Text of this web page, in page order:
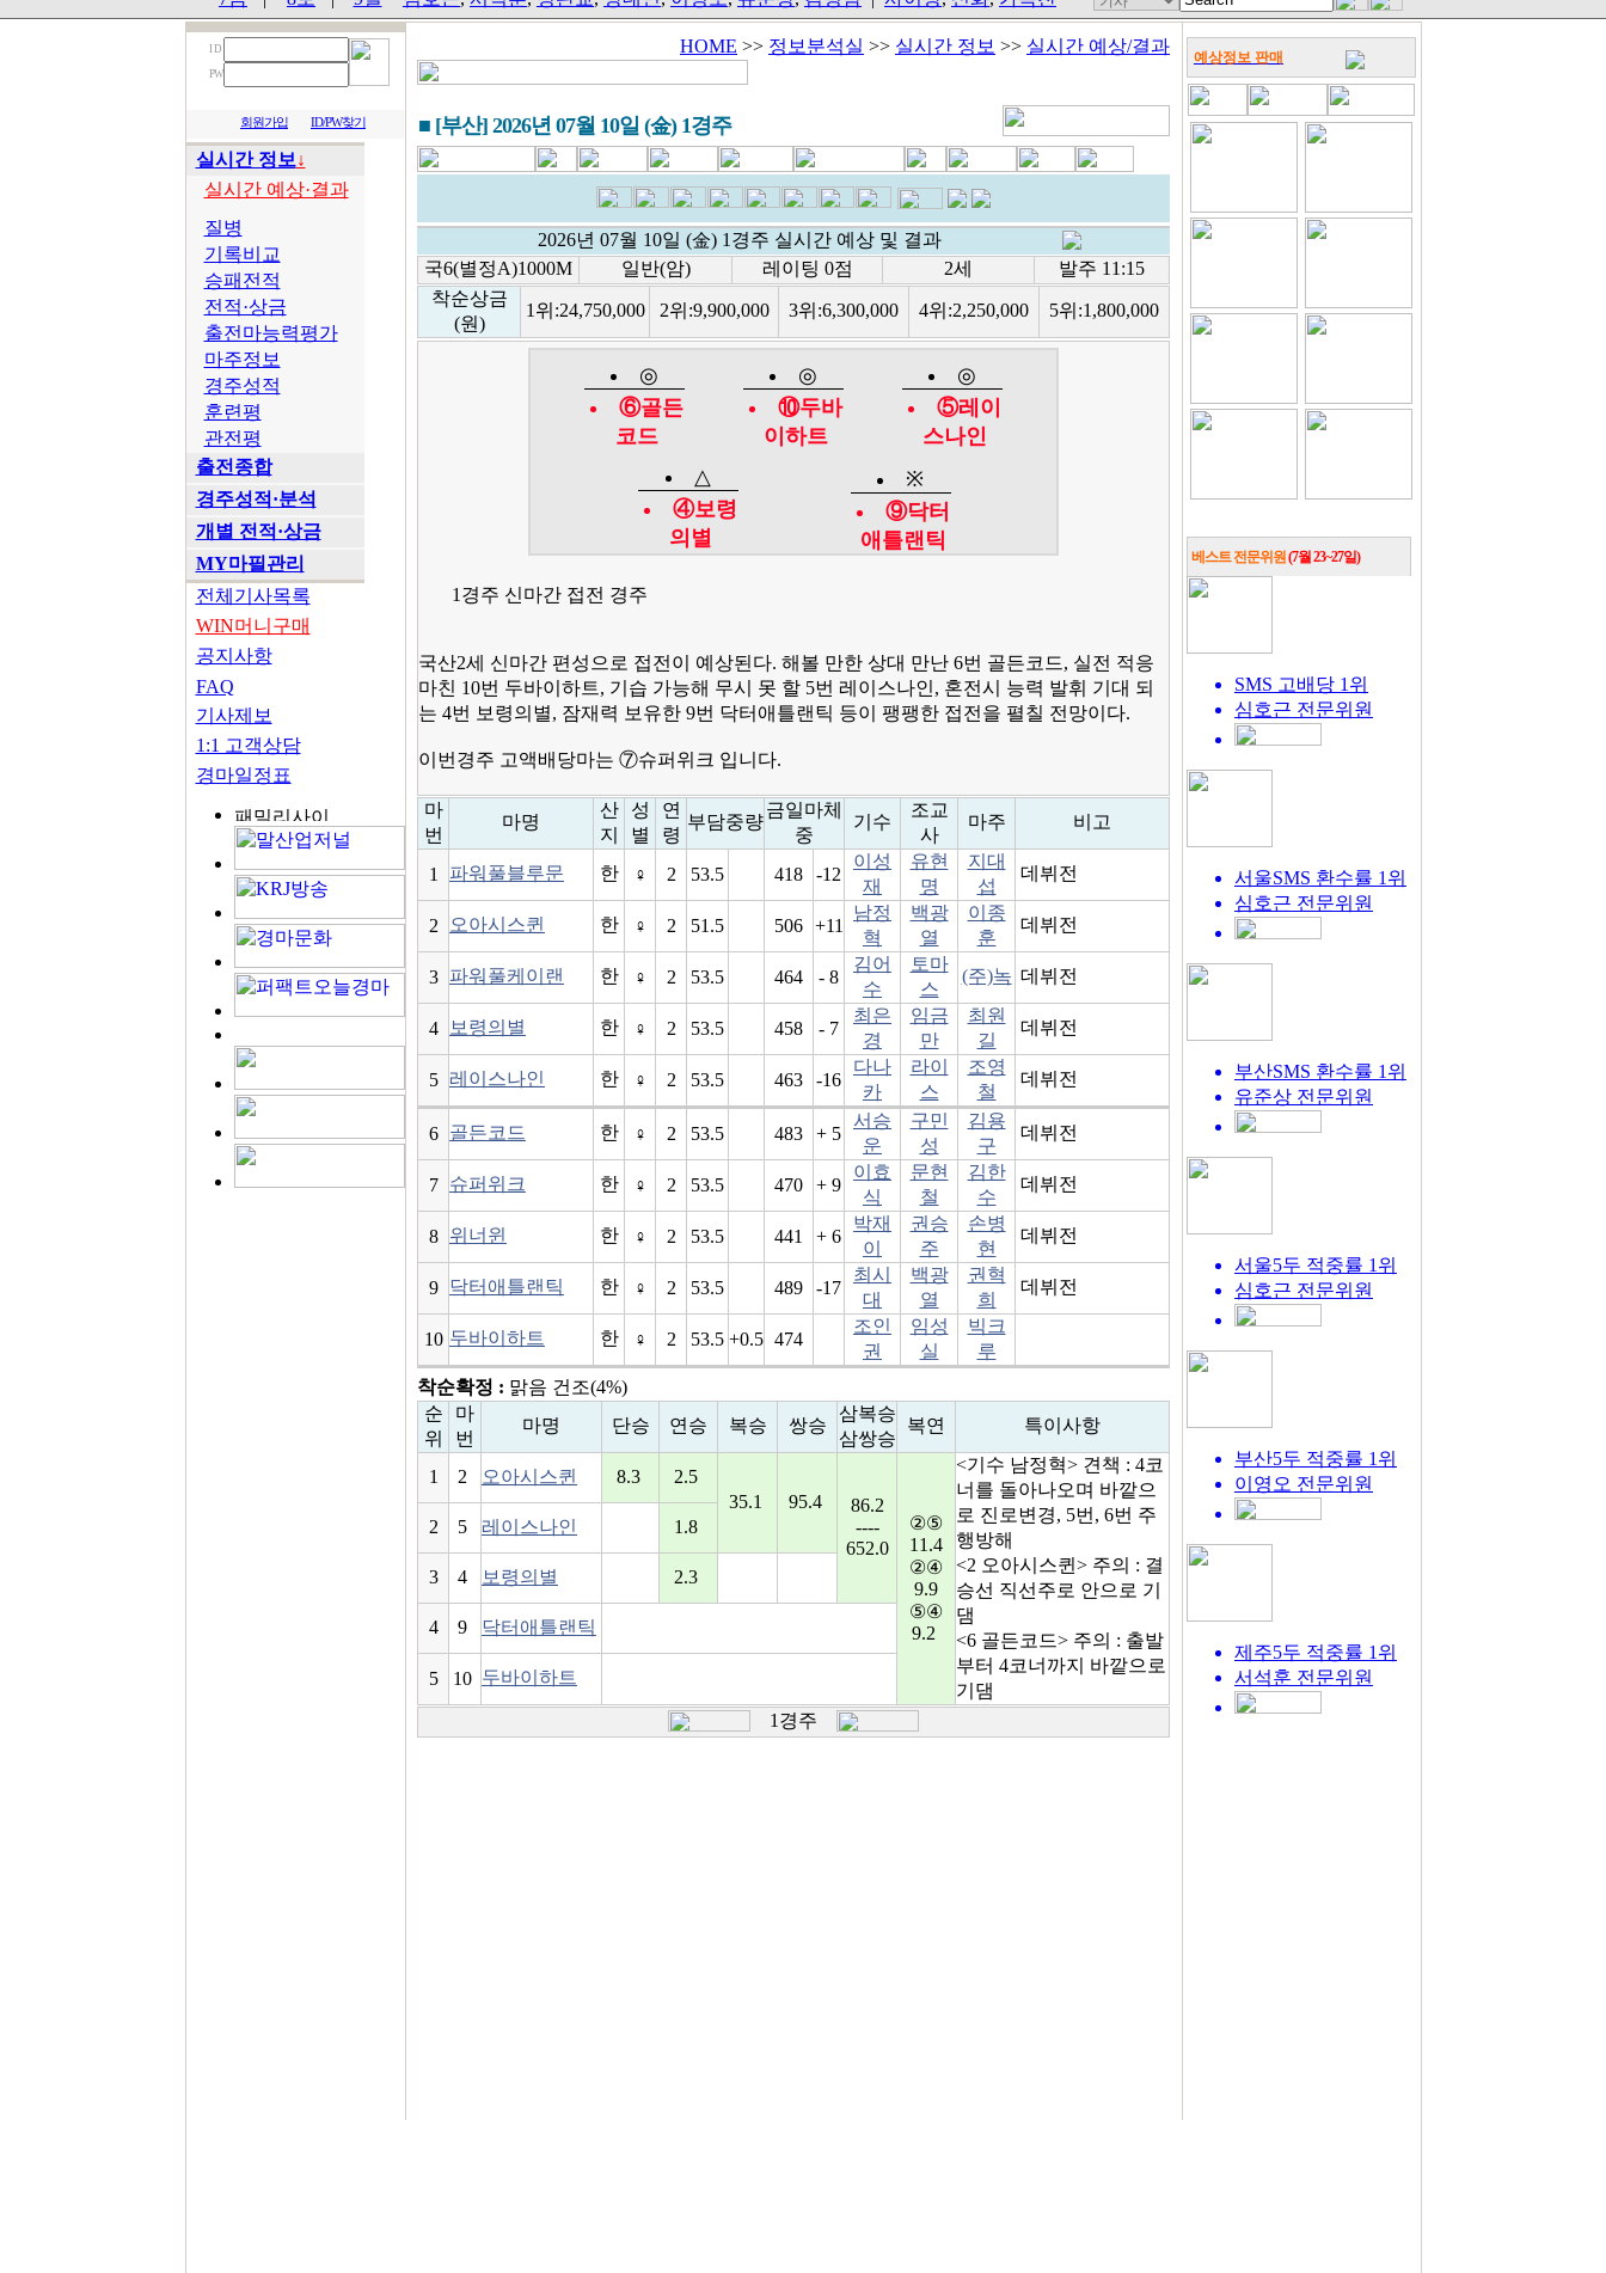
I D
PW
회원가입 ID/PW찾기
실시간 정보↓
실시간 예상·결과
질병
기록비교
승패전적
전적·상금
출전마능력평가
마주정보
경주성적
훈련평
관전평
출전종합
경주성적·분석
개별 전적·상금
MY마필관리
전체기사목록
WIN머니구매
공지사항
FAQ
기사제보
1:1 고객상담
경마일정표
HOME >> 정보분석실 >> 실시간 정보 >> 실시간 예상/결과
■ [부산] 2026년 07월 10일 (金) 1경주
2026년 07월 10일 (金) 1경주 실시간 예상 및 결과
국6(별정A)1000M
일반(암) 레이팅 0점 2세
발주 11:15
착순상금
(원)
1위:24,750,000 2위:9,900,000 3위:6,300,000 4위:2,250,000 5위:1,800,000
◎
⑥골든
코드
◎
⑩두바
이하트
◎
⑤레이
스나인
△
④보령
의별
※
⑨닥터
애틀랜틱
1경주 신마간 접전 경주
국산2세 신마간 편성으로 접전이 예상된다. 해볼 만한 상대 만난 6번 골든코드, 실전 적응
마친 10번 두바이하트, 기습 가능해 무시 못 할 5번 레이스나인, 혼전시 능력 발휘 기대 되
는 4번 보령의별, 잠재력 보유한 9번 닥터애틀랜틱 등이 팽팽한 접전을 펼칠 전망이다.
이번경주 고액배당마는 ⑦슈퍼위크 입니다.
마
번
마명
산
지
성
별
연
령
부담중량
금일마체
중
기수
조교
사
마주 비고
1 파워풀블루문 한 ♀ 2 53.5 418 -12
이성
재
유현
명
지대
섭
데뷔전
2 오아시스퀸 한 ♀ 2 51.5 506 +11
남정
혁
백광
열
이종
훈
데뷔전
3 파워풀케이랜 한 ♀ 2 53.5 464 - 8
김어
수
토마
스
(주)녹 데뷔전
4 보령의별 한 ♀ 2 53.5 458 - 7
최은
경
임금
만
최원
길
데뷔전
5 레이스나인 한 ♀ 2 53.5 463 -16
다나
카
라이
스
조영
철
데뷔전
6 골든코드 한 ♀ 2 53.5 483 + 5
서승
운
구민
성
김용
구
데뷔전
7 슈퍼위크 한 ♀ 2 53.5 470 + 9
이효
식
문현
철
김한
수
데뷔전
8 위너윈 한 ♀ 2 53.5 441 + 6
박재
이
권승
주
손병
현
데뷔전
9 닥터애틀랜틱 한 ♀ 2 53.5 489 -17
최시
대
백광
열
권혁
희
데뷔전
10 두바이하트 한 ♀ 2 53.5 +0.5 474
조인
권
임성
실
빅크
루
착순확정 : 맑음 건조(4%)
순
위
마
번
마명 단승 연승 복승 쌍승
삼복승
삼쌍승
복연 특이사항
1 2 오아시스퀸 8.3
2.5
35.1
95.4
86.2
----
652.0
②⑤
11.4
②④
9.9
⑤④
9.2
<기수 남정혁> 견책 : 4코
너를 돌아나오며 바깥으
로 진로변경, 5번, 6번 주
행방해
<2 오아시스퀸> 주의 : 결
승선 직선주로 안으로 기
댐
<6 골든코드> 주의 : 출발
부터 4코너까지 바깥으로
기댐
2 5 레이스나인 1.8
3 4 보령의별 2.3
4 9 닥터애틀랜틱
5 10 두바이하트
1경주
예상정보 판매
베스트 전문위원(7월 23~27일)
SMS 고배당 1위
심호근 전문위원
서울SMS 환수률 1위
심호근 전문위원
부산SMS 환수률 1위
유준상 전문위원
서울5두 적중률 1위
심호근 전문위원
부산5두 적중률 1위
이영오 전문위원
제주5두 적중률 1위
서석훈 전문위원